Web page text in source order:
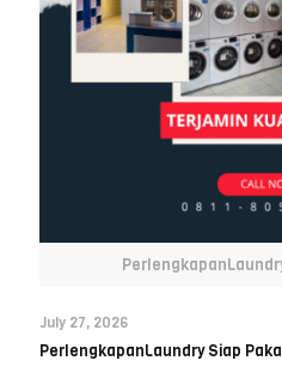
July 27, 2026
PerlengkapanLaundry Siap